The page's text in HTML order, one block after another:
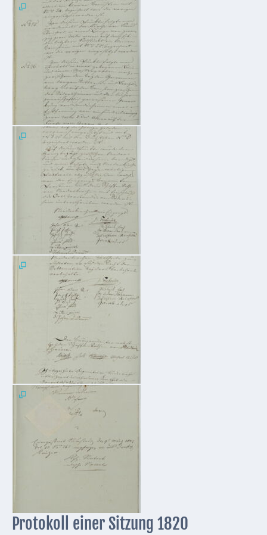
Protokoll einer Sitzung 1820